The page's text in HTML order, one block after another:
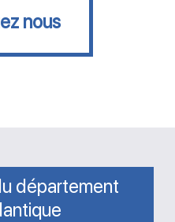
nous
département